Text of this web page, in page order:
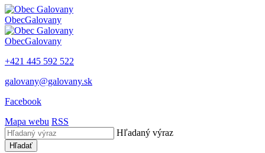
ObecGalovany
ObecGalovany
+421 445 592 522
galovany@galovany.sk
Facebook
Mapa webu RSS
Hľadaný výraz
Hľadať